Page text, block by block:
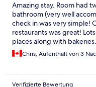
Amazing stay. Room had
bathroom (very well
check in was very simple!
restaurants was great!
places along with
min walk (we took the
station with one change at
dong night market or
Chris, Aufenthalt von 3
Verifizierte Bewertung